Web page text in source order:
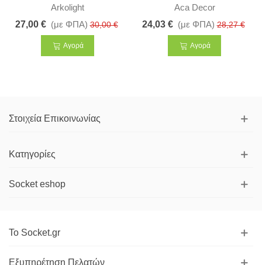
Arkolight
27,00 € (με ΦΠΑ) 30,00 €
Αγορά
Aca Decor
24,03 € (με ΦΠΑ) 28,27 €
Αγορά
Στοιχεία Επικοινωνίας
Κατηγορίες
Socket eshop
Το Socket.gr
Εξυπηρέτηση Πελατών